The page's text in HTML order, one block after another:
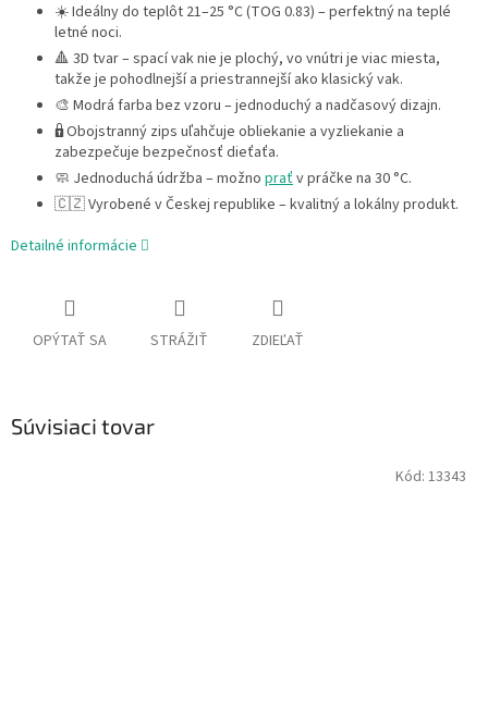
☀️ Ideálny do teplôt 21–25 °C (TOG 0.83) – perfektný na teplé
letné noci.
🔺 3D tvar – spací vak nie je plochý, vo vnútri je viac miesta,
takže je pohodlnejší a priestrannejší ako klasický vak.
🎨 Modrá farba bez vzoru – jednoduchý a nadčasový dizajn.
🔒 Obojstranný zips uľahčuje obliekanie a vyzliekanie a
zabezpečuje bezpečnosť dieťaťa.
🧼 Jednoduchá údržba – možno praťv práčke na 30 °C.
🇨🇿 Vyrobené v Českej republike – kvalitný a lokálny produkt.
Detailné informácie
OPÝTAŤ SA STRÁŽIŤ ZDIEĽAŤ
Súvisiaci tovar
Kód: 13343